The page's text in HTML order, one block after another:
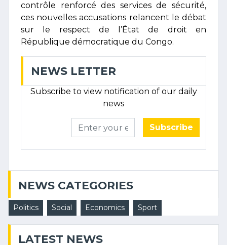
contrôle renforcé des services de sécurité,
ces nouvelles accusations relancent le débat
sur le respect de l’État de droit en
République démocratique du Congo.
NEWS LETTER
Subscribe to view notification of our daily
news
Subscribe
NEWS CATEGORIES
Politics Social Economics Sport
LATEST NEWS